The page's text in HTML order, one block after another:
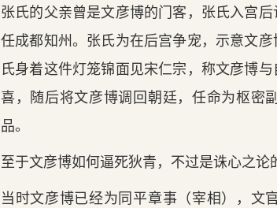
张氏的父亲曾是文彦博的门客，张氏入宫
任成都知州。张氏为在后宫争宠，示意文
氏身着这件灯笼锦面见宋仁宗，称文彦博
喜，随后将文彦博调回朝廷，任命为枢密
品。
至于文彦博如何逼死狄青，不过是诛心之论
当时文彦博已经为同平章事（宰相），文